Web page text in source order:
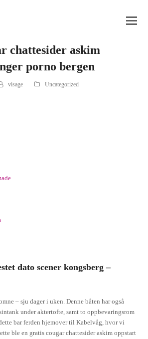
chattesider askim
porno bergen
visage Uncategorized
dato scener kongsberg –
– sju dager i uken. Denne båten har også
under aktertofte, samt to oppbevaringsrom
bar ferden hjemover til Kabelvåg, hvor vi
ble en gratis cougar chattesider askim oppstart